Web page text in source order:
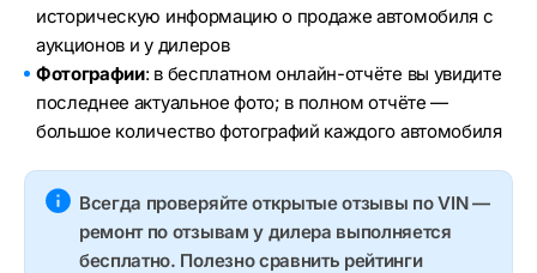
историческую информацию о продаже автомобиля с
аукционов и у дилеров
Фотографии: в бесплатном онлайн-отчёте вы увидите
последнее актуальное фото; в полном отчёте —
большое количество фотографий каждого автомобиля
Всегда проверяйте открытые отзывы по VIN —
ремонт по отзывам у дилера выполняется
бесплатно. Полезно сравнить рейтинги